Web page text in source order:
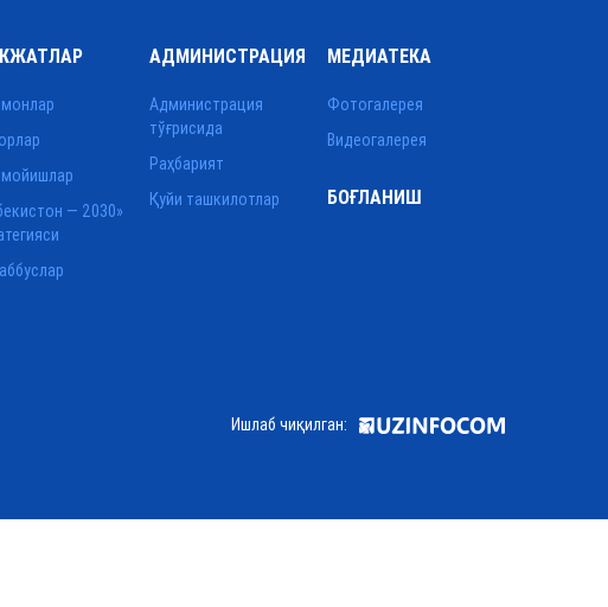
— 2030»
АДМИНИСТРАЦИЯ
Администрация
тўғрисида
Раҳбарият
Қуйи ташкилотлар
МЕДИАТЕКА
Фотогалерея
Видеогалерея
БОҒЛАНИШ
Ишлаб чиқилган: